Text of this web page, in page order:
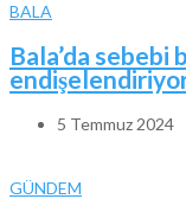
BALA
Bala’da sebebi
5 Temmuz 2024
GÜNDEM